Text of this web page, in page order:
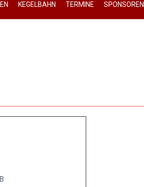
KEGELBAHN TERMINE SPONSOREN